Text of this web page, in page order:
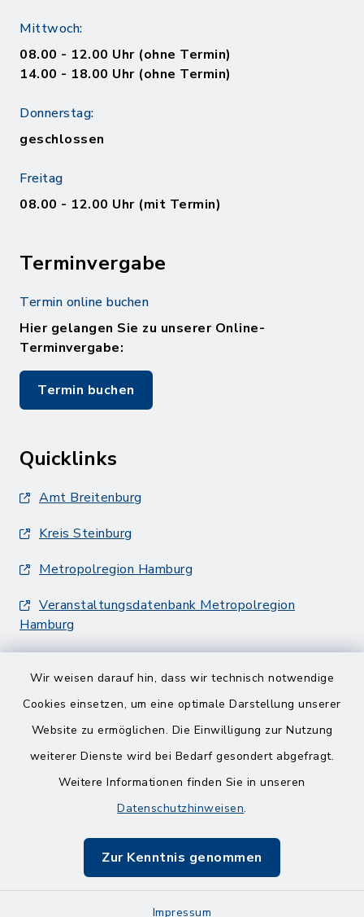
Wir weisen darauf hin, dass wir technisch notwendige
Cookies einsetzen, um eine optimale Darstellung unserer
Website zu ermöglichen. Die Einwilligung zur Nutzung
weiterer Dienste wird bei Bedarf gesondert abgefragt.
Weitere Informationen finden Sie in unseren
Datenschutzhinweisen.
Zur Kenntnis genommen
Impressum
Mittwoch:
08.00 - 12.00 Uhr (ohne Termin)
14.00 - 18.00 Uhr (ohne Termin)
Donnerstag:
geschlossen
Freitag
08.00 - 12.00 Uhr (mit Termin)
Terminvergabe
Termin online buchen
Hier gelangen Sie zu unserer Online-
Terminvergabe:
Termin buchen
Quicklinks
Amt Breitenburg
Kreis Steinburg
Metropolregion Hamburg
Veranstaltungsdatenbank Metropolregion
Hamburg
Barrierefreiheit
Impressum